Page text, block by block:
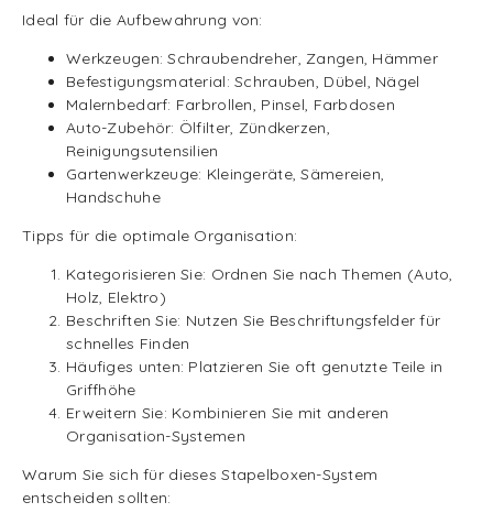
Ideal für die Aufbewahrung von:
Werkzeugen: Schraubendreher, Zangen, Hämmer
Befestigungsmaterial: Schrauben, Dübel, Nägel
Malernbedarf: Farbrollen, Pinsel, Farbdosen
Auto-Zubehör: Ölfilter, Zündkerzen,
Reinigungsutensilien
Gartenwerkzeuge: Kleingeräte, Sämereien,
Handschuhe
Tipps für die optimale Organisation:
Kategorisieren Sie: Ordnen Sie nach Themen (Auto,
Holz, Elektro)
Beschriften Sie: Nutzen Sie Beschriftungsfelder für
schnelles Finden
Häufiges unten: Platzieren Sie oft genutzte Teile in
Griffhöhe
Erweitern Sie: Kombinieren Sie mit anderen
Organisation-Systemen
Warum Sie sich für dieses Stapelboxen-System
entscheiden sollten: